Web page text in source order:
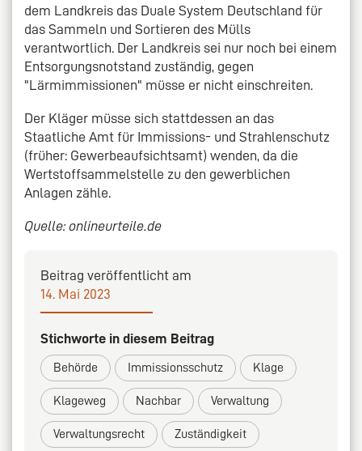
dem Landkreis das Duale System Deutschland für
das Sammeln und Sortieren des Mülls
verantwortlich. Der Landkreis sei nur noch bei einem
Entsorgungsnotstand zuständig, gegen
"Lärmimmissionen" müsse er nicht einschreiten.
Der Kläger müsse sich stattdessen an das
Staatliche Amt für Immissions- und Strahlenschutz
(früher: Gewerbeaufsichtsamt) wenden, da die
Wertstoffsammelstelle zu den gewerblichen
Anlagen zähle.
Quelle: onlineurteile.de
Beitrag veröffentlicht am
14. Mai 2023
Stichworte in diesem Beitrag
Behörde Immissionsschutz Klage
Klageweg Nachbar Verwaltung
Verwaltungsrecht Zuständigkeit